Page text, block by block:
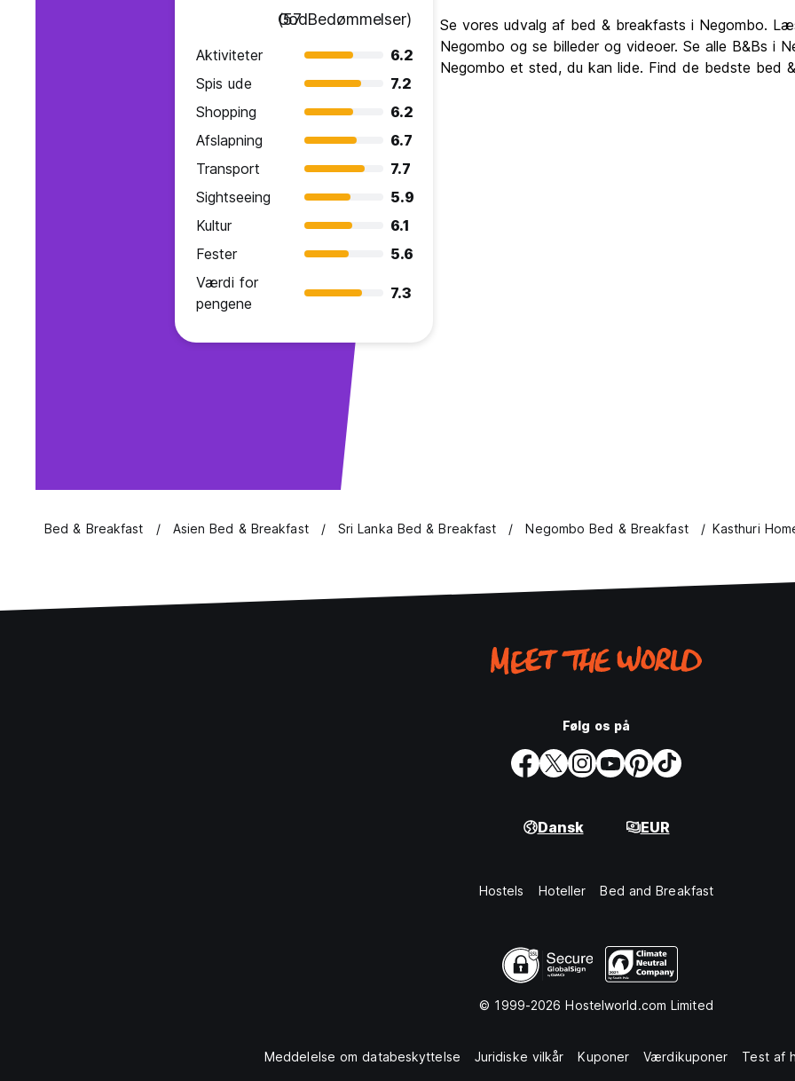
God
(57 Bedømmelser)
Aktiviteter
6.2
Spis ude
7.2
Shopping
6.2
Afslapning
6.7
Transport
7.7
Sightseeing
5.9
Kultur
6.1
Fester
5.6
Værdi for
pengene
7.3
Se vores udvalg af bed & breakfasts i Negombo.
Negombo og se billeder og videoer. Se alle B&Bs i
Negombo et sted, du kan lide. Find de bedste bed
Bed & Breakfast Asien Bed & Breakfast Sri Lanka Bed & Breakfast Negombo Bed & Breakfast Kasthuri
Følg os på
Dansk EUR
Hostels Hoteller Bed and Breakfast
© 1999-2026 Hostelworld.com Limited
Meddelelse om databeskyttelse Juridiske vilkår Kuponer Værdikuponer Test af